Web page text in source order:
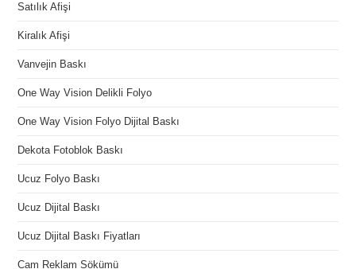
Satılık Afişi
Kiralık Afişi
Vanvejin Baskı
One Way Vision Delikli Folyo
One Way Vision Folyo Dijital Baskı
Dekota Fotoblok Baskı
Ucuz Folyo Baskı
Ucuz Dijital Baskı
Ucuz Dijital Baskı Fiyatları
Cam Reklam Sökümü